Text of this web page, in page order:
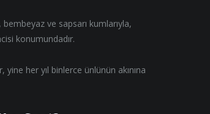
ve sapsarı kumlarıyla,
konumundadır.
her yıl binlerce ünlünün akınına